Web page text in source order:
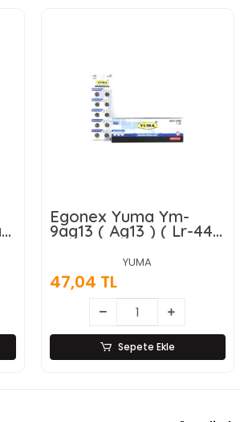
Egonex Yuma Ym-
9ag13 ( Ag13 ) ( Lr-44 )
( Düğme Pil ) ( Alkalin
) ( 1.5v ) ( 10lu Kart
)*200
YUMA
47,04 TL
Sepete Ekle